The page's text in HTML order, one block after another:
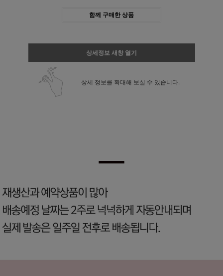
함께 구매한 상품
상세정보 새창 열기
상세 정보를 확대해 보실 수 있습니다.